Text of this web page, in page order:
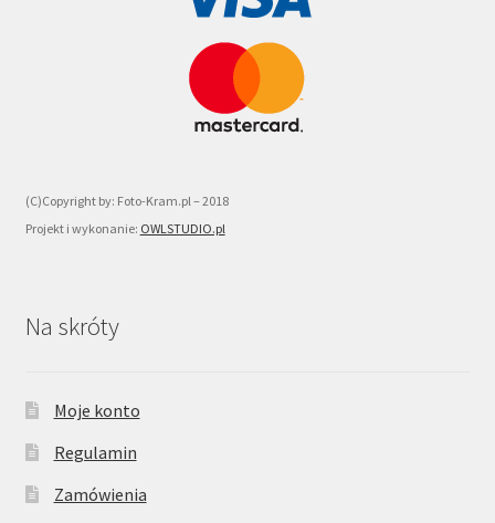
(C)Copyright by: Foto-Kram.pl – 2018
Projekt i wykonanie: OWLSTUDIO.pl
Na skróty
Moje konto
Regulamin
Zamówienia